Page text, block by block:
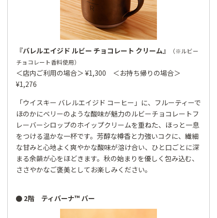
『バレルエイジド ルビー チョコレート クリーム』
（※ルビー
チョコレート香料使用）
＜店内ご利用の場合＞ ¥1,300 ＜お持ち帰りの場合＞
¥1,276
「ウイスキー バレルエイジド コーヒー」に、フルーティーで
ほのかにベリーのような酸味が魅力のルビーチョコレートフ
レーバーシロップのホイップクリームを重ねた、ほっと一息
をつける温かな一杯です。芳醇な樽香と力強いコクに、繊細
な甘みと心地よく爽やかな酸味が溶け合い、ひと口ごとに深
まる余韻が心をほどきます。秋の始まりを優しく包み込む、
ささやかなご褒美としてお楽しみください。
● 2階 ティバーナ™ バー